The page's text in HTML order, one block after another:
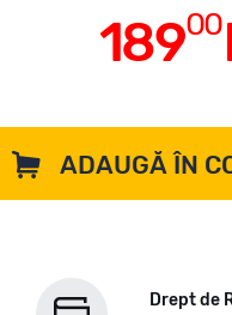
18900
ADAUGĂ ÎN
Drept de